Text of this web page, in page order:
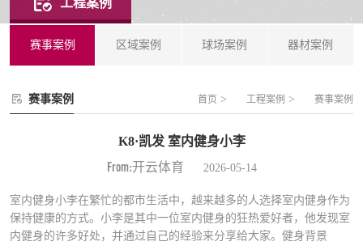
赛事案例 区域案例 球场案例 器材案例
赛事案例 首页 > 工程案例 > 赛事案例
K8·凯发 室内健身小李
From:开云体育 2026-05-14
室内健身小李在繁忙的都市生活中，越来越多的人选择室内健身作为
保持健康的方式。小李是其中一位室内健身的狂热爱好者，他发现室
内健身的许多好处，并通过自己的经验来分享给大家。健身背景